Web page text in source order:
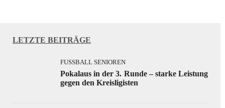
LETZTE BEITRÄGE
FUSSBALL SENIOREN
Pokalaus in der 3. Runde – starke Leistung
gegen den Kreisligisten